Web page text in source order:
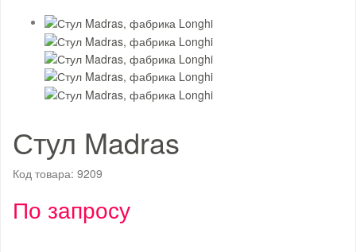
Стул Madras
Код товара: 9209
По запросу